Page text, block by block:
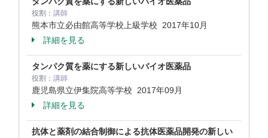
役割： 講師
熊本市立必由館高等学校上級学校 2017年10月
詳細を見る
タンパク質を薬にする新しいバイオ医薬品
役割： 講師
鹿児島県立伊集院高等学校 2017年09月
詳細を見る
抗体と薬剤の結合制御による抗体医薬品開発の新しい